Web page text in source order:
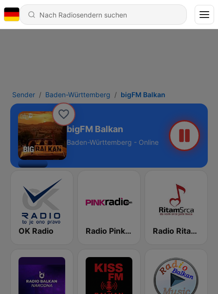
Sender Baden-Württemberg bigFM Balkan
bigFM Balkan
Baden-Württemberg - Online
OK Radio Radio Pink 91.3 FM Radio Ritam Srca